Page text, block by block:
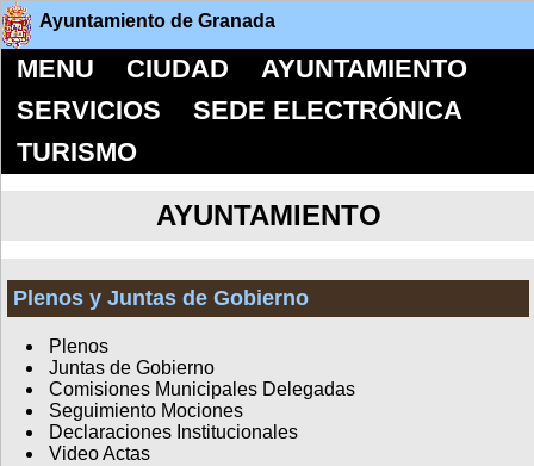
Ayuntamiento de Granada
MENU CIUDAD
AYUNTAMIENTO
SERVICIOS
SEDE ELECTRÓNICA
TURISMO
AYUNTAMIENTO
Plenos y Juntas de Gobierno
Plenos
Juntas de Gobierno
Comisiones Municipales Delegadas
Seguimiento Mociones
Declaraciones Institucionales
Video Actas